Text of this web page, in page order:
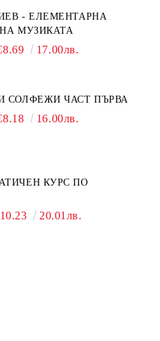
- ЕЛЕМЕНТАРНА
МУЗИКАТА
17.00лв.
СОЛФЕЖИ ЧАСТ ПЪРВА
16.00лв.
КУРС ПО
20.01лв.